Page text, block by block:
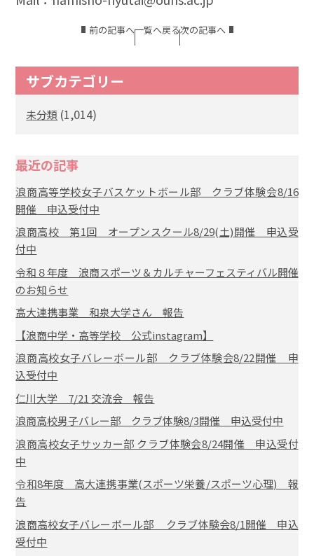
前の記事へ一覧へ戻る次の記事へ
サブカテゴリー
未分類 (1,014)
最近の記事
浪商高等学校女子バスケットボール部 クラブ体験会8/16
開催 申込受付中
浪商高校 第1回 オープンスクール8/29(土)開催 申込受
付中
令和８年度 浪商スポーツ＆カルチャーフェスティバル開催
のお知らせ
高大連携事業 和泉大学さん 報告
【浪商中学・高等学校 公式instagram】
浪商高校女子バレーボール部 クラブ体験会8/22開催 申
込受付中
仁川大学 7/21 交流会 報告
浪商高校男子バレー部 クラブ体験8/3開催 申込受付中
浪商高校女子サッカー部 クラブ体験会8/24開催 申込受付
中
令和8年度 高大連携事業(スポーツ栄養/スポーツ心理) 報
告
浪商高校女子バレーボール部 クラブ体験会8/1開催 申込
受付中